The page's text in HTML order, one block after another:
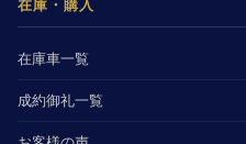
在庫・購入
在庫車一覧
成約御礼一覧